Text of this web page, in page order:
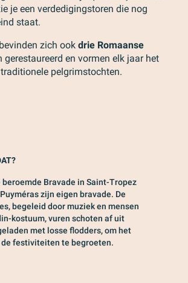
je een verdedigingstoren die nog
staat.
zich ook drie Romaanse
gerestaureerd en vormen elk jaar het
pelgrimstochten.
beroemde Bravade in Saint-Tropez
zijn eigen bravade. De
begeleid door muziek en mensen
kostuum, vuren schoten af uit
met losse flodders, om het
de festiviteiten te begroeten.